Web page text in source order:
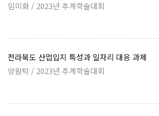
임미화 / 2023년 추계학술대회
전라북도 산업입지 특성과 일자리 대응 과제
양원탁 / 2023년 추계학술대회